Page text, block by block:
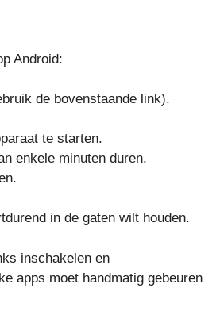
Android:
de bovenstaande link).
te starten.
enkele minuten duren.
in de gaten wilt houden.
inschakelen en
apps moet handmatig gebeuren